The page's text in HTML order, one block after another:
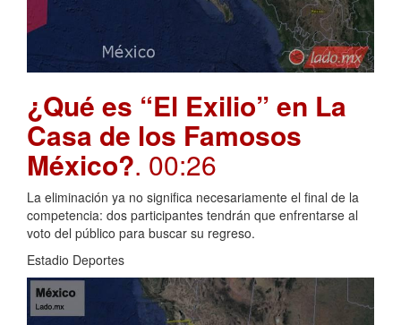
¿Qué es “El Exilio” en La
Casa de los Famosos
México?. 00:26
La eliminación ya no significa necesariamente el final de la
competencia: dos participantes tendrán que enfrentarse al
voto del público para buscar su regreso.
Estadio Deportes